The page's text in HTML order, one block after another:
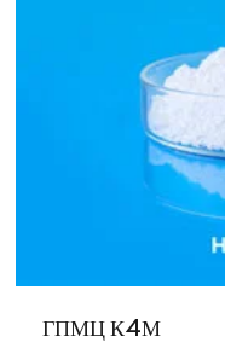
ГПМЦ К4М